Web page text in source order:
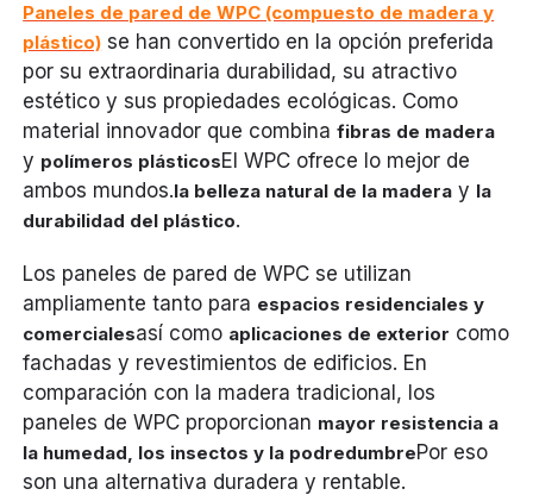
Paneles de pared de WPC (compuesto de madera y
plástico) se han convertido en la opción preferida
por su extraordinaria durabilidad, su atractivo
estético y sus propiedades ecológicas. Como
material innovador que combinafibras de madera
y polímeros plásticosEl WPC ofrece lo mejor de
ambos mundos.la belleza natural de la madera y la
durabilidad del plástico.
Los paneles de pared de WPC se utilizan
ampliamente tanto para espacios residenciales y
comercialesasí como aplicaciones de exterior como
fachadas y revestimientos de edificios. En
comparación con la madera tradicional, los
paneles de WPC proporcionan mayor resistencia a
la humedad, los insectos y la podredumbrePor eso
son una alternativa duradera y rentable.